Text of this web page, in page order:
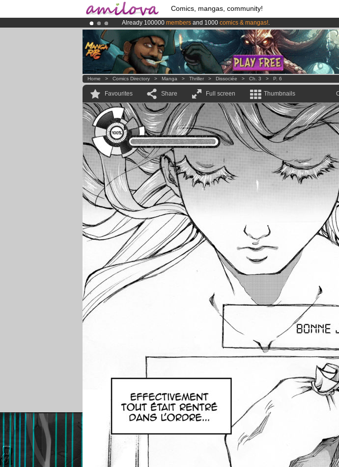
Comics, mangas, community!
Already 100000 members and 1000 comics & mangas!.
Premium membership from3.95 eurosper month !Get membership now
AmilovaKickstarter is now LIVE!.
Home > Comics Directory > Manga > Thriller > Dissociée > Ch. 3 > P. 6
Favourites Share Full screen Thumbnails